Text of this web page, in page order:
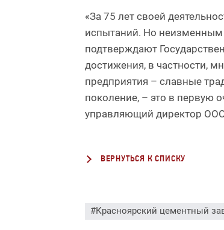
«За 75 лет своей
испытаний. Но неизменным
подтверждают
достижения, в частности,
предприятия – славные
поколение, – это в первую
управляющий директор
ВЕРНУТЬСЯ К СПИСКУ
#Красноярский цементный